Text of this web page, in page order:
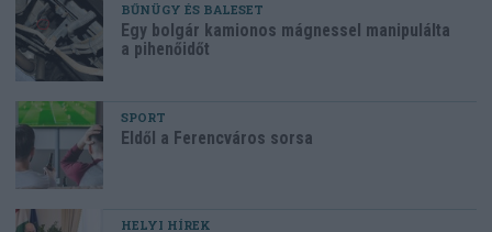
BŰNÜGY ÉS BALESET
Egy bolgár kamionos mágnessel manipulálta
a pihenőidőt
SPORT
Eldől a Ferencváros sorsa
HELYI HÍREK